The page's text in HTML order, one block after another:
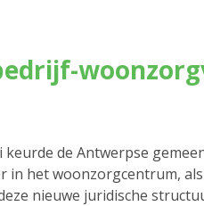
keurde de Antwerpse
in het woonzorgcentrum,
nieuwe juridische